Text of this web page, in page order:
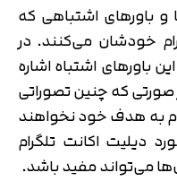
و باورهای اشتباهی که
خودشان می‌کنند. در
باورهای اشتباه اشاره
صورتی که چنین تصوراتی
به هدف خود نخواهند
دیلیت اکانت تلگرام
می‌تواند مفید باشد.